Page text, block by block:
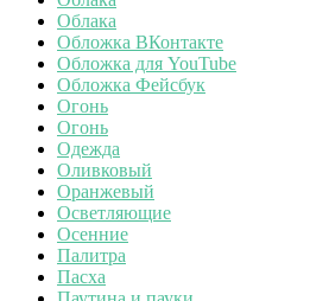
Облака
Обложка ВКонтакте
Обложка для YouTube
Обложка Фейсбук
Огонь
Огонь
Одежда
Оливковый
Оранжевый
Осветляющие
Осенние
Палитра
Пасха